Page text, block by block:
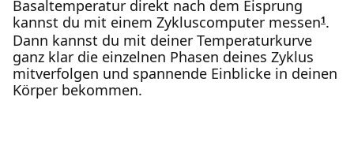
Basaltemperatur direkt nach dem Eisprung
kannst du mit einem Zykluscomputer messen1.
Dann kannst du mit deiner Temperaturkurve
ganz klar die einzelnen Phasen deines Zyklus
mitverfolgen und spannende Einblicke in deinen
Körper bekommen.